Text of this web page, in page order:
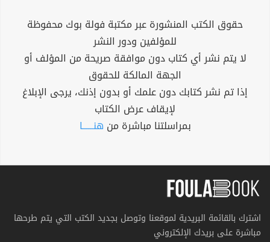
حقوق الكتب المنشورة عبر مكتبة فولة بوك محفوظة
للمؤلفين ودور النشر
لا يتم نشر أي كتاب دون موافقة صريحة من المؤلف أو
الجهة المالكة للحقوق
إذا تم نشر كتابك دون علمك أو بدون إذنك، يرجى الإبلاغ
لإيقاف عرض الكتاب
بمراسلتنا مباشرة من هنــــــا
اشترك بالقائمة البريدية لموقعنا وتوصل بجديد الكتب التي يتم طرحها
مباشرة على بريدك الإلكتروني